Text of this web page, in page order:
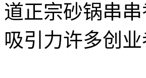
道正宗砂锅串
吸引力许多创